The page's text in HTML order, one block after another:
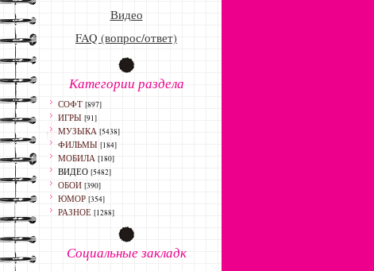
Видео
FAQ (вопрос/ответ)
Категории раздела
СОФТ [897]
ИГРЫ [91]
МУЗЫКА [5438]
ФИЛЬМЫ [184]
МОБИЛА [180]
ВИДЕО [5482]
ОБОИ [390]
ЮМОР [354]
РАЗНОЕ [1288]
Социальные закладк